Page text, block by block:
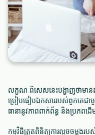
លក្ខណៈពិសេសនេះបង្ហាញថាមានត
ប្រៀបធៀបឯកសាររបស់ពួកគេជា
ធានានូវភាពពាក់ព័ន្ធ និងប្រភពដើ
កម្មវិធីត្រួតពិនិត្យការលួចចម្លងរ